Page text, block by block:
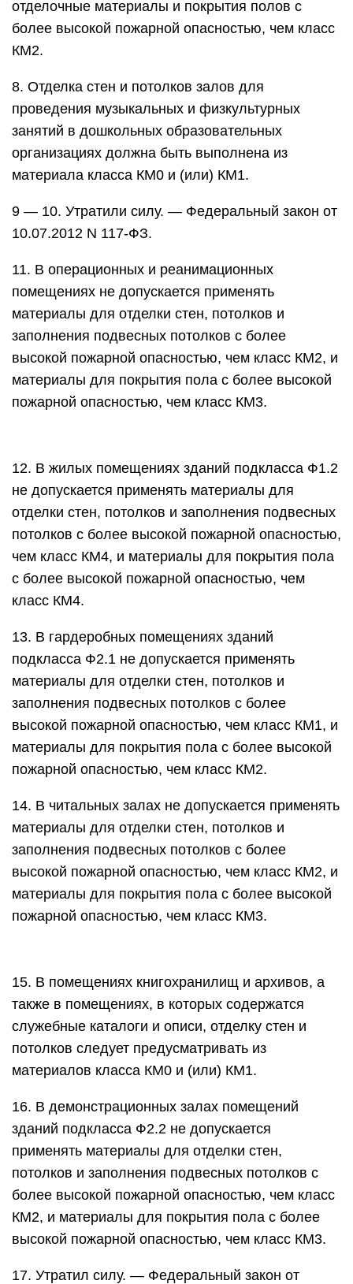
отделочные материалы и покрытия полов с
более высокой пожарной опасностью, чем класс
КМ2.
8. Отделка стен и потолков залов для
проведения музыкальных и физкультурных
занятий в дошкольных образовательных
организациях должна быть выполнена из
материала класса КМ0 и (или) КМ1.
9 — 10. Утратили силу. — Федеральный закон от
10.07.2012 N 117-ФЗ.
11. В операционных и реанимационных
помещениях не допускается применять
материалы для отделки стен, потолков и
заполнения подвесных потолков с более
высокой пожарной опасностью, чем класс КМ2, и
материалы для покрытия пола с более высокой
пожарной опасностью, чем класс КМ3.
12. В жилых помещениях зданий подкласса Ф1.2
не допускается применять материалы для
отделки стен, потолков и заполнения подвесных
потолков с более высокой пожарной опасностью,
чем класс КМ4, и материалы для покрытия пола
с более высокой пожарной опасностью, чем
класс КМ4.
13. В гардеробных помещениях зданий
подкласса Ф2.1 не допускается применять
материалы для отделки стен, потолков и
заполнения подвесных потолков с более
высокой пожарной опасностью, чем класс КМ1, и
материалы для покрытия пола с более высокой
пожарной опасностью, чем класс КМ2.
14. В читальных залах не допускается применять
материалы для отделки стен, потолков и
заполнения подвесных потолков с более
высокой пожарной опасностью, чем класс КМ2, и
материалы для покрытия пола с более высокой
пожарной опасностью, чем класс КМ3.
15. В помещениях книгохранилищ и архивов, а
также в помещениях, в которых содержатся
служебные каталоги и описи, отделку стен и
потолков следует предусматривать из
материалов класса КМ0 и (или) КМ1.
16. В демонстрационных залах помещений
зданий подкласса Ф2.2 не допускается
применять материалы для отделки стен,
потолков и заполнения подвесных потолков с
более высокой пожарной опасностью, чем класс
КМ2, и материалы для покрытия пола с более
высокой пожарной опасностью, чем класс КМ3.
17. Утратил силу. — Федеральный закон от